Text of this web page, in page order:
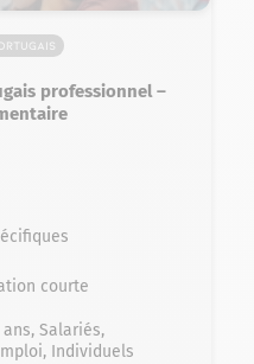
professionnel –
courte
ans, Salariés,
Individuels